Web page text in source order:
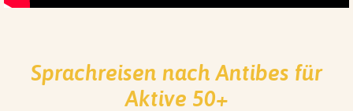
Sprachreisen nach Antibes für
Aktive 50+